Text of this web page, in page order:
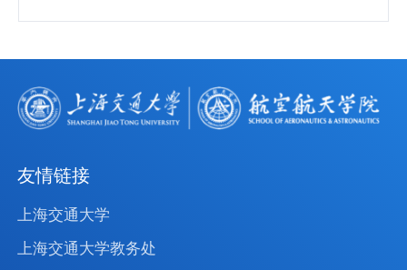
友情链接
上海交通大学
上海交通大学教务处